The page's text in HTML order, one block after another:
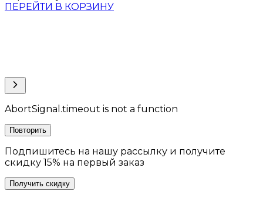
ПЕРЕЙТИ В КОРЗИНУ
AbortSignal.timeout is not a function
Повторить
Подпишитесь на нашу рассылку и получите
скидку 15% на первый заказ
Получить скидку